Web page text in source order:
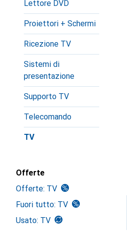
Lettore DVD
Proiettori + Schermi
Ricezione TV
Sistemi di
presentazione
Supporto TV
Telecomando
TV
Offerte
Offerte: TV
Fuori tutto: TV
Usato: TV